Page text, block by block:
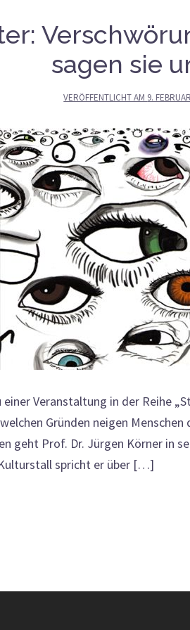
sagen sie
VERÖFFENTLICHT AM 9.
Veranstaltung in der Reihe
Gründen neigen
geht Prof. Dr. Jürgen Körner in
spricht er über […]